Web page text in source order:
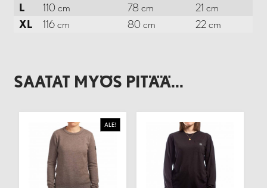
L 110 cm 78 cm
21 cm
XL
116 cm 80 cm 22 cm
SAATAT MYÖS PITÄÄ...
ALE!